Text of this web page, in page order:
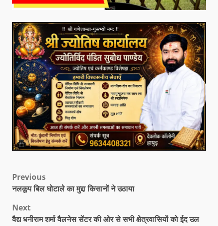
Previous
नलकूप बिल घोटाले का मुद्दा किसानों ने उठाया
Next
वैद्य धनीराम शर्मा वैलनेस सेंटर की ओर से सभी क्षेत्रवासियों को ईद उल